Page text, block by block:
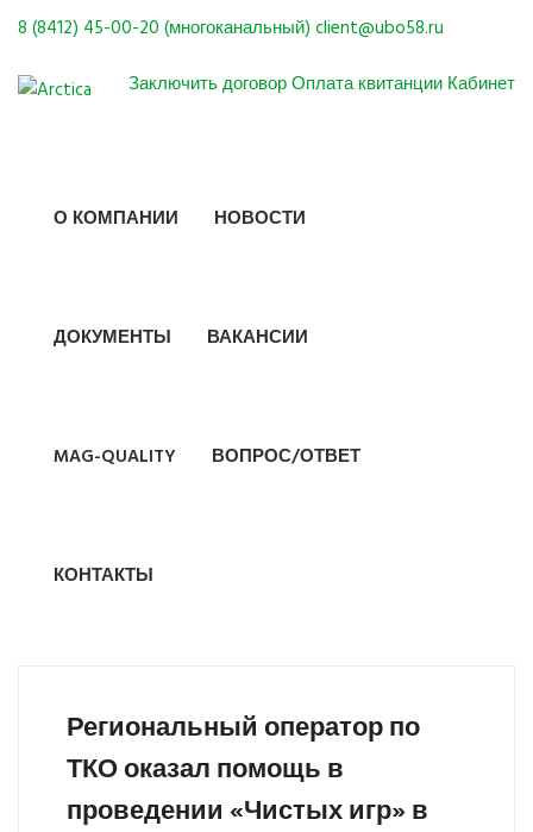
8 (8412) 45-00-20 (многоканальный) client@ubo58.ru
Заключить договорОплата квитанции Кабинет
О КОМПАНИИ НОВОСТИ
ДОКУМЕНТЫ ВАКАНСИИ
MAG-QUALITY ВОПРОС/ОТВЕТ
КОНТАКТЫ
Региональный оператор по
ТКО оказал помощь в
проведении «Чистых игр» в